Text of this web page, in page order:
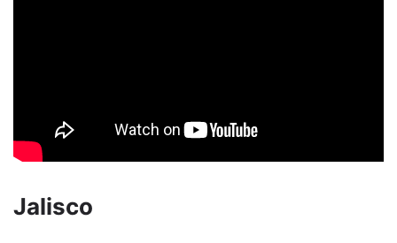
Jalisco